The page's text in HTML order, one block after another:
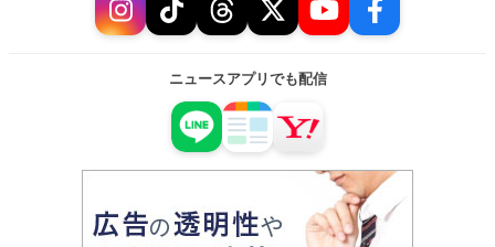
ニュースアプリでも配信